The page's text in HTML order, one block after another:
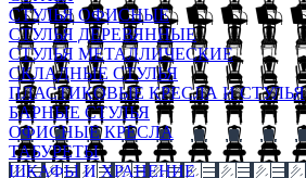
СТУЛЬЯ ОФИСНЫЕ
СТУЛЬЯ ДЕРЕВЯННЫЕ
СТУЛЬЯ МЕТАЛЛИЧЕСКИЕ
СКЛАДНЫЕ СТУЛЬЯ
ПЛАСТИКОВЫЕ КРЕСЛА И СТУЛЬЯ
БАРНЫЕ СТУЛЬЯ
ОФИСНЫЕ КРЕСЛА
ТАБУРЕТЫ
ШКАФЫ И ХРАНЕНИЕ